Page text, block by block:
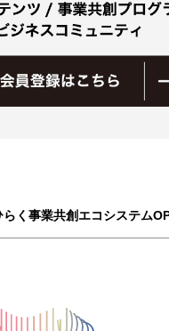
く事業共創エコシステム